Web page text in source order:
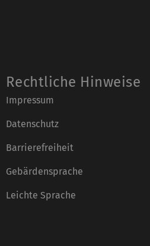
Rechtliche Hinweise
Impressum
Datenschutz
Barrierefreiheit
Gebärdensprache
Leichte Sprache